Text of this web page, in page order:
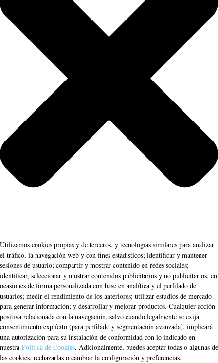
Utilizamos cookies propias y de terceros, y tecnologías similares para analizar
el tráfico, la navegación web y con fines estadísticos; identificar y mantener
sesiones de usuario; compartir y mostrar contenido en redes sociales;
identificar, seleccionar y mostrar contenidos publicitarios y no publicitarios, en
ocasiones de forma personalizada con base en analítica y el perfilado de
usuarios; medir el rendimiento de los anteriores; utilizar estudios de mercado
para generar información; y desarrollar y mejorar productos. Cualquier acción
positiva relacionada con la navegación, salvo cuando legalmente se exija
consentimiento explícito (para perfilado y segmentación avanzada), implicará
una autorización para su instalación de conformidad con lo indicado en
nuestra Política de Cookies. Adicionalmente, puedes aceptar todas o algunas de
las cookies, rechazarlas o cambiar la configuración y preferencias.